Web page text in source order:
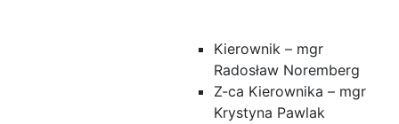
Kierownik – mgr
Radosław Noremberg
Z-ca Kierownika – mgr
Krystyna Pawlak